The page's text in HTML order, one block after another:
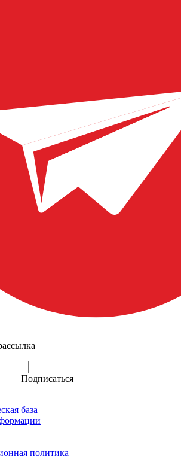
Подписаться
база
политика